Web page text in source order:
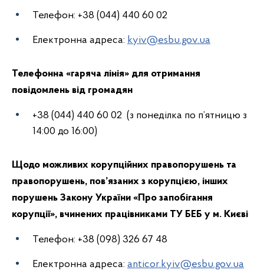
Телефон: +38 (044) 440 60 02
Електронна адреса: kyiv@esbu.gov.ua
Телефонна «гаряча лінія» для отримання
повідомлень від громадян
+38 (044) 440 60 02 (з понеділка по п’ятницю з
14:00 до 16:00)
Щодо можливих корупційних правопорушень та
правопорушень, пов’язаних з корупцією, інших
порушень Закону України «Про запобігання
корупції», вчинених працівниками ТУ БЕБ у м. Києві
Телефон: +38 (098) 326 67 48
Електронна адреса: anticor.kyiv@esbu.gov.ua